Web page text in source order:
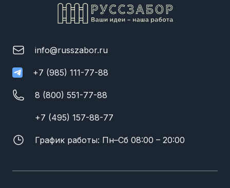
info@russzabor.ru
+7 (985) 111-77-88
8 (800) 551-77-88
+7 (495) 157-88-77
График работы: Пн–Сб 08:00 – 20:00